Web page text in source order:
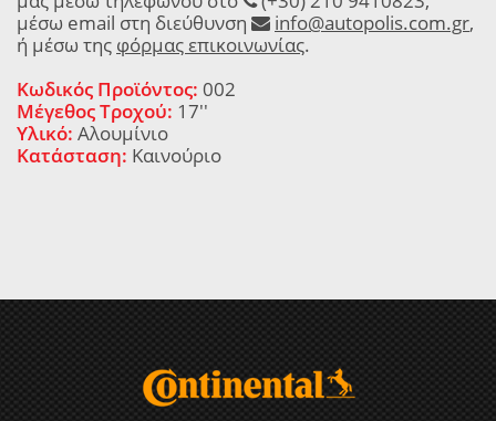
μέσω email στη διεύθυνση
info@autopolis.com.gr,
ή μέσω της φόρμας επικοινωνίας.
Κωδικός Προϊόντος: 002
Μέγεθος Τροχού: 17''
Υλικό: Αλουμίνιο
Κατάσταση: Καινούριο